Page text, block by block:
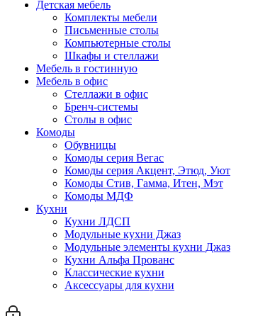
Детская мебель
Комплекты мебели
Письменные столы
Компьютерные столы
Шкафы и стеллажи
Мебель в гостинную
Мебель в офис
Стеллажи в офис
Бренч-системы
Столы в офис
Комоды
Обувницы
Комоды серия Вегас
Комоды серия Акцент, Этюд, Уют
Комоды Стив, Гамма, Итен, Мэт
Комоды МДФ
Кухни
Кухни ЛДСП
Модульные кухни Джаз
Модульные элементы кухни Джаз
Кухни Альфа Прованс
Классические кухни
Аксессуары для кухни